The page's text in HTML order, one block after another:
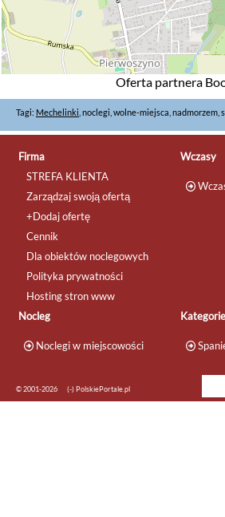
Oferta partnera
Tagi: Mechelinki , noclegi, wolne-miejsca, nadmorzem,
Firma
STREFA KLIENTA
Zarządzaj swoją ofertą
+Dodaj ofertę
Cennik
Dla obiektów noclegowych
Polityka prywatności
Hosting stron www
Wczasy
Nocleg
Noclegi w miejscowości
© 2001-2026 (-) PolskiePortale.pl